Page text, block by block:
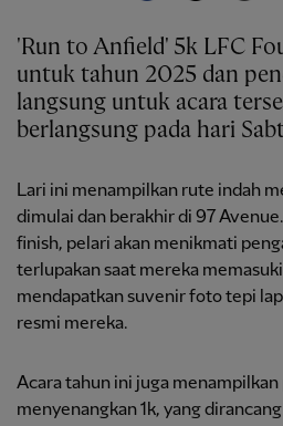
'Run to Anfield' 5k LFC
untuk tahun 2025 dan
langsung untuk acara
berlangsung pada hari
Lari ini menampilkan rute indah
dimulai dan berakhir di 97
finish, pelari akan menikmati
terlupakan saat mereka
mendapatkan suvenir foto tepi
resmi mereka.
Acara tahun ini juga menampilkan
menyenangkan 1k, yang